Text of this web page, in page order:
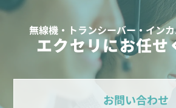
無線機・トランシーバー・イン
エクセリにお任せ
お問い合わせ